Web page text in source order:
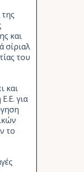
και
σίριαλ
του
και
για
το